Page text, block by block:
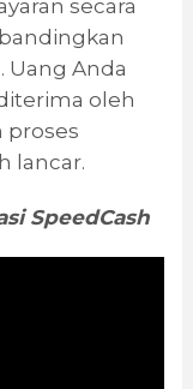
secara
Anda
oleh
proses
lancar.
SpeedCash